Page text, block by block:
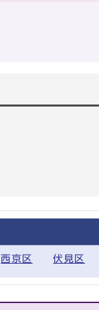
西京区 伏見区